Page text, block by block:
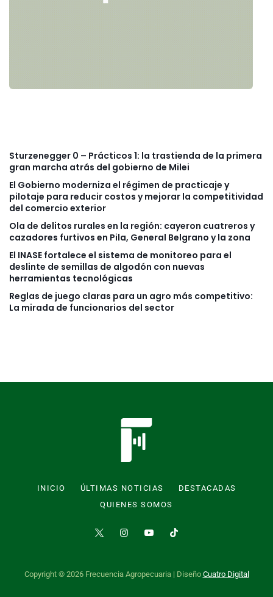
Sturzenegger 0 – Prácticos 1: la trastienda de la primera
gran marcha atrás del gobierno de Milei
El Gobierno moderniza el régimen de practicaje y
pilotaje para reducir costos y mejorar la competitividad
del comercio exterior
Ola de delitos rurales en la región: cayeron cuatreros y
cazadores furtivos en Pila, General Belgrano y la zona
El INASE fortalece el sistema de monitoreo para el
deslinte de semillas de algodón con nuevas
herramientas tecnológicas
Reglas de juego claras para un agro más competitivo:
La mirada de funcionarios del sector
INICIO ÚLTIMAS NOTICIAS
DESTACADAS
QUIENES SOMOS
Copyright © 2026 Frecuencia Agropecuaria | Diseño Cuatro Digital